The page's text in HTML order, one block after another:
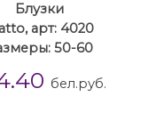
Блузки
арт: 4020
50-60
бел.руб.